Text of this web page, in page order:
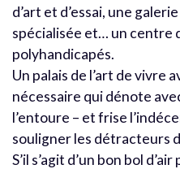
d’art et d’essai, une
spécialisée et… un centre
polyhandicapés.
Un palais de l’art de vivre
nécessaire qui dénote
l’entoure – et frise
souligner les détracteurs
S’il s’agit d’un bon bol